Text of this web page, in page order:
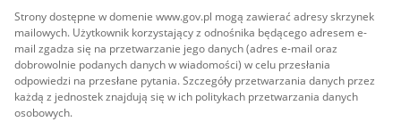
Strony dostępne w domenie www.gov.pl mogą zawierać adresy skrzynek
mailowych. Użytkownik korzystający z odnośnika będącego adresem e-
mail zgadza się na przetwarzanie jego danych (adres e-mail oraz
dobrowolnie podanych danych w wiadomości) w celu przesłania
odpowiedzi na przesłane pytania. Szczegóły przetwarzania danych przez
każdą z jednostek znajdują się w ich politykach przetwarzania danych
osobowych.